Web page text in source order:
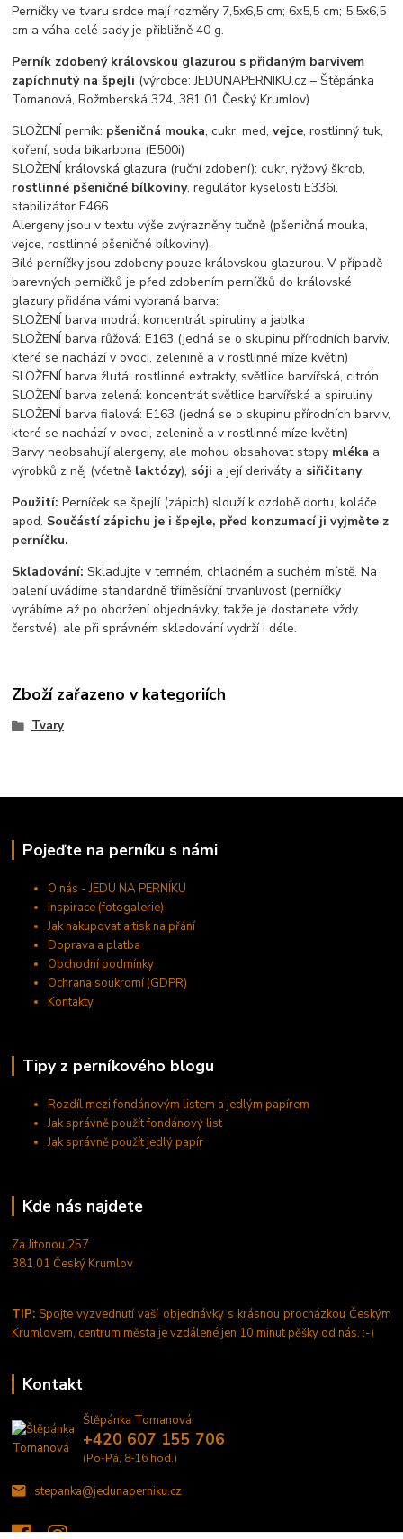
Perníčky ve tvaru srdce mají rozměry 7,5x6,5 cm; 6x5,5 cm; 5,5x6,5
cm a váha celé sady je přibližně 40 g.
Perník zdobený královskou glazurou s přidaným barvivem
zapíchnutý na špejli (výrobce: JEDUNAPERNIKU.cz – Štěpánka
Tomanová, Rožmberská 324, 381 01 Český Krumlov)
SLOŽENÍ perník: pšeničná mouka, cukr, med,vejce, rostlinný tuk,
koření, soda bikarbona (E500i)
SLOŽENÍ královská glazura (ruční zdobení): cukr, rýžový škrob,
rostlinné pšeničné bílkoviny, regulátor kyselosti E336i,
stabilizátor E466
Alergeny jsou v textu výše zvýrazněny tučně (pšeničná mouka,
vejce, rostlinné pšeničné bílkoviny).
Bílé perníčky jsou zdobeny pouze královskou glazurou. V případě
barevných perníčků je před zdobením perníčků do královské
glazury přidána vámi vybraná barva:
SLOŽENÍ barva modrá: koncentrát spiruliny a jablka
SLOŽENÍ barva růžová: E163 (jedná se o skupinu přírodních barviv,
které se nachází v ovoci, zelenině a v rostlinné míze květin)
SLOŽENÍ barva žlutá: rostlinné extrakty, světlice barvířská, citrón
SLOŽENÍ barva zelená: koncentrát světlice barvířská a spiruliny
SLOŽENÍ barva fialová: E163 (jedná se o skupinu přírodních barviv,
které se nachází v ovoci, zelenině a v rostlinné míze květin)
Barvy neobsahují alergeny, ale mohou obsahovat stopy mléka a
výrobků z něj (včetně laktózy), sóji a její deriváty a siřičitany.
Použití:Perníček se špejlí (zápich) slouží k ozdobě dortu, koláče
apod. Součástí zápichu je i špejle, před konzumací ji vyjměte z
perníčku.
Skladování: Skladujte v temném, chladném a suchém místě. Na
balení uvádíme standardně tříměsíční trvanlivost (perníčky
vyrábíme až po obdržení objednávky, takže je dostanete vždy
čerstvé), ale při správném skladování vydrží i déle.
Zboží zařazeno v kategoriích
Tvary
Pojeďte na perníku s námi
O nás - JEDU NA PERNÍKU
Inspirace (fotogalerie)
Jak nakupovat a tisk na přání
Doprava a platba
Obchodní podmínky
Ochrana soukromí (GDPR)
Kontakty
Tipy z perníkového blogu
Rozdíl mezi fondánovým listem a jedlým papírem
Jak správně použít fondánový list
Jak správně použít jedlý papír
Kde nás najdete
Za Jitonou 257
381 01 Český Krumlov
TIP: Spojte vyzvednutí vaší objednávky s krásnou procházkou Českým
Krumlovem, centrum města je vzdálené jen 10 minut pěšky od nás. :-)
Kontakt
Štěpánka Tomanová
+420 607 155 706
(Po-Pá, 8-16 hod.)
stepanka@jedunaperniku.cz